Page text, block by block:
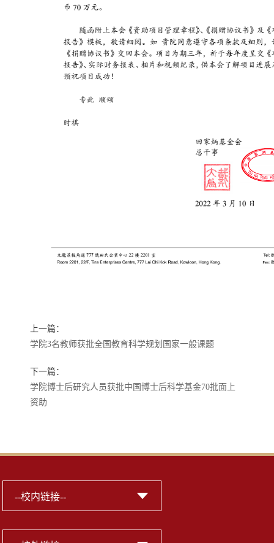
上一篇：
学院3名教师获批全国教育科学规划国家一般课题
下一篇：
学院博士后研究人员获批中国博士后科学基金70批面上
资助